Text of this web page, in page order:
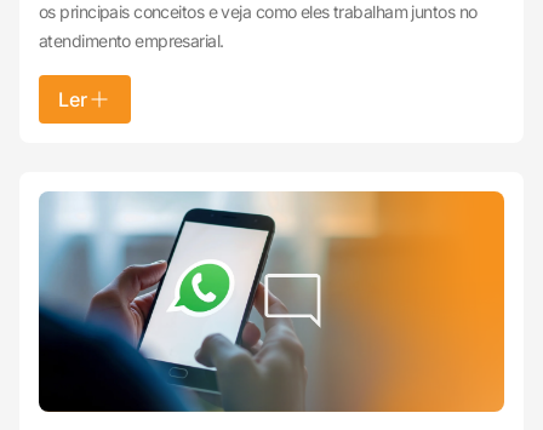
os principais conceitos e veja como eles trabalham juntos no
atendimento empresarial.
Ler